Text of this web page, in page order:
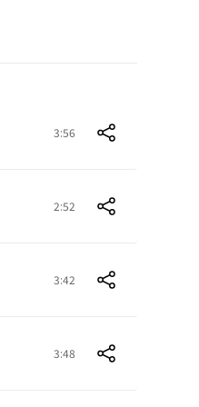
3:56
2:52
3:42
3:48